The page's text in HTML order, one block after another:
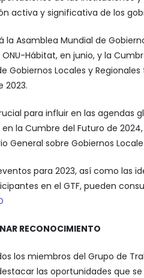
activa y significativa de los
la Asamblea Mundial de
Hábitat, en junio, y la
Gobiernos Locales y
2023.
para influir en las agendas
la Cumbre del Futuro de
General sobre Gobiernos
para 2023, así como las
en el GTF, pueden
RECONOCIMIENTO
los miembros del Grupo de
las oportunidades que